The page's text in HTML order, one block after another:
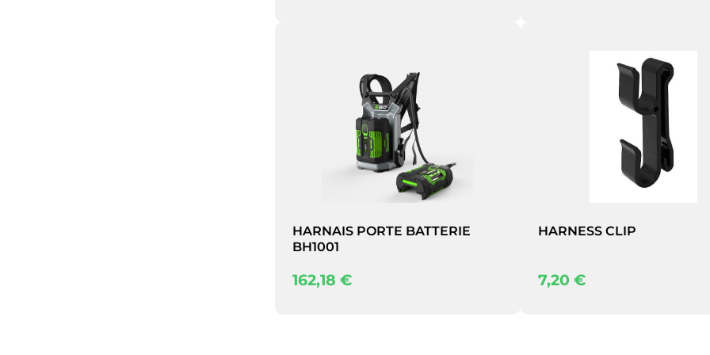
Ce site utilise des cookies et vous donne le contrôle
vous souhaitez activer
Tout accepter Personnaliser
HARNAIS PORTE BATTERIE
BH1001
162,18 €
HARNESS CLIP
7,20 €